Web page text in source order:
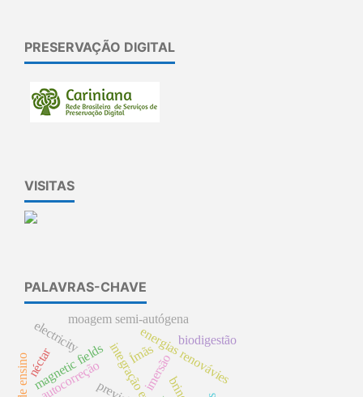
PRESERVAÇÃO DIGITAL
VISITAS
PALAVRAS-CHAVE
magnetic fields imersão
energias renovávies
biodigestão
moagem semi-autógena
Ímãs
autocorreção
electricity
néctar